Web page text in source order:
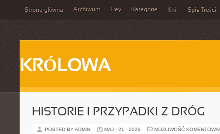
Strona główna Archiwum Hey Kategorie Król Spis Treści
KRÓLOWA
HISTORIE I PRZYPADKI Z DRÓG
POSTED BY ADMIN MAJ - 21 - 2026 MOŻLIWOŚĆ